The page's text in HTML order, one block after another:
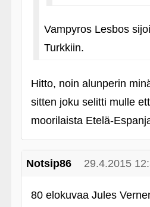
Vampyros Lesbos
Turkkiin.
Hitto, noin alunperin
sitten joku selitti mulle
moorilaista Etelä-
Notsip86 29.4.2015
80 elokuvaa Jules